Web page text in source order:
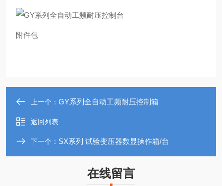
附件包
上一个： GY系列全自动工频耐压控制箱
返回列表
下一个： SX系列 试验变压器数显操作箱/台
在线留言